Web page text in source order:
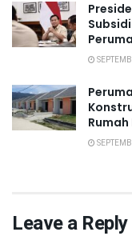
Leave a Reply